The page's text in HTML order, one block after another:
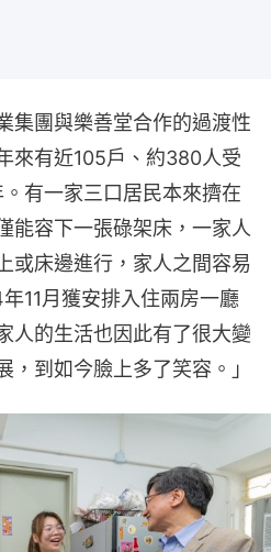
集團與樂善堂合作的過渡性
來有近105戶、約380人受
有一家三口居民本來擠在
能容下一張碌架床，一家人
或床邊進行，家人之間容易
11月獲安排入住兩房一廳
人的生活也因此有了很大變
到如今臉上多了笑容。」